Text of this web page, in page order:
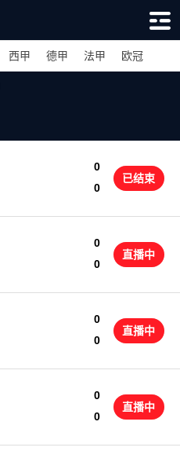
西甲 德甲 法甲 欧冠
0
0
已结束
0
0
直播中
0
0
直播中
0
0
直播中